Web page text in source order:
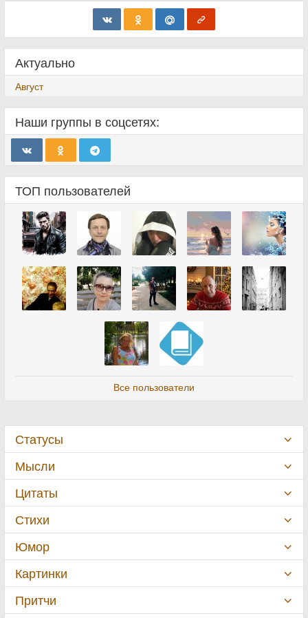
Актуально
Август
Наши группы в соцсетях:
ТОП пользователей
Все пользователи
Статусы
Мысли
Цитаты
Стихи
Юмор
Картинки
Притчи